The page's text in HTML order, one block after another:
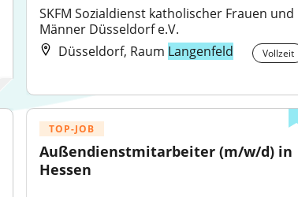
SKFM Sozialdienst katholischer Frauen und
Männer Düsseldorf e.V.
Düsseldorf, Raum Langenfeld Vollzeit
TOP-JOB
Außendienstmitarbeiter (m/w/d) in
Hessen